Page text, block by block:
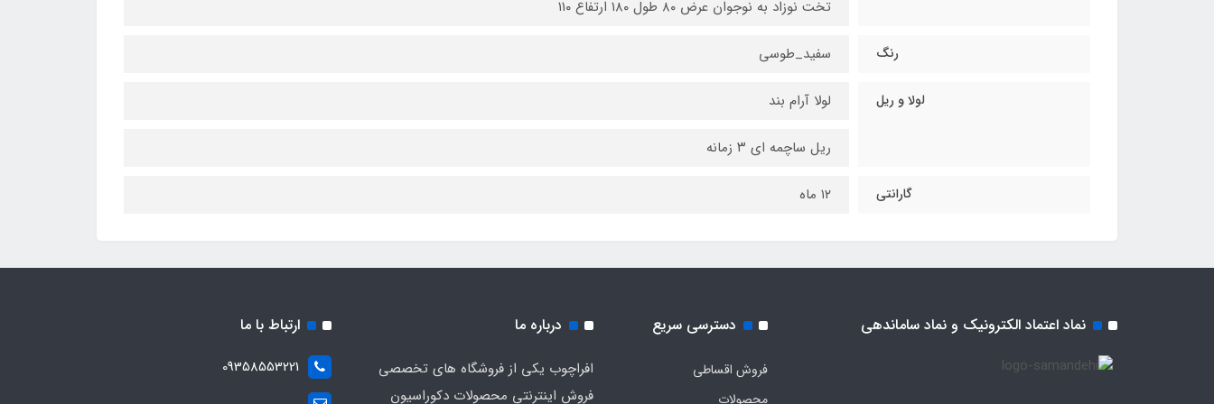
تخت نوزاد به نوجوان عرض ۸۰ طول ۱۸۰ ارتفاع ۱۱۰
رنگ سفید_طوسی
لولا و ریل لولا آرام بند
ریل ساچمه ای ۳ زمانه
گارانتی ۱۲ ماه
نماد اعتماد الکترونیک و نماد ساماندهی دسترسی سریع
فروش اقساطی
محصولات
درباره ما
افراچوب یکی از فروشگاه های تخصصی
فروش اینترنتی محصولات دکوراسیون
ارتباط با ما
09358553221